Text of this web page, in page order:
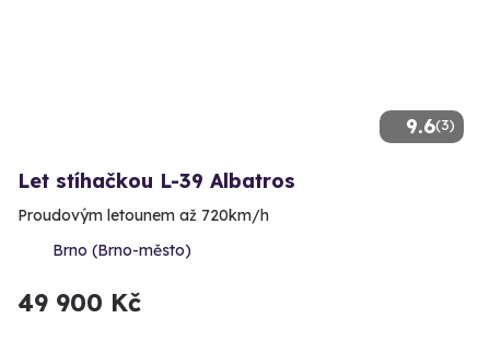
9.6(3)
Let stíhačkou L-39 Albatros
Proudovým letounem až 720km/h
Brno (Brno-město)
49 900 Kč